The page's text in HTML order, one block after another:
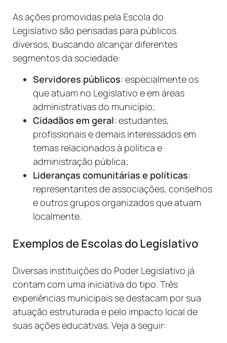
As ações promovidas pela Escola do
Legislativo são pensadas para públicos
diversos, buscando alcançar diferentes
segmentos da sociedade:
Servidores públicos: especialmente os
que atuam no Legislativo e em áreas
administrativas do município;
Cidadãos em geral: estudantes,
profissionais e demais interessados em
temas relacionados à política e
administração pública;
Lideranças comunitárias e políticas:
representantes de associações, conselhos
e outros grupos organizados que atuam
localmente.
Exemplos de Escolas do Legislativo
Diversas instituições do Poder Legislativo já
contam com uma iniciativa do tipo. Três
experiências municipais se destacam por sua
atuação estruturada e pelo impacto local de
suas ações educativas. Veja a seguir: